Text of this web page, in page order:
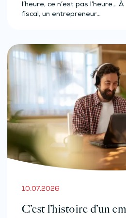
l’heure, ce n’est pas l’heure…
fiscal, un entrepreneur…
10.07.2026
C’est l’histoire d’un